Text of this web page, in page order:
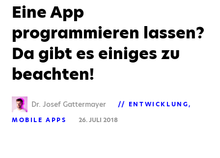
Eine App
programmieren lassen?
Da gibt es einiges zu
beachten!
Dr. Josef Gattermayer
ENTWICKLUNG
MOBILE APPS
26. JULI 2018